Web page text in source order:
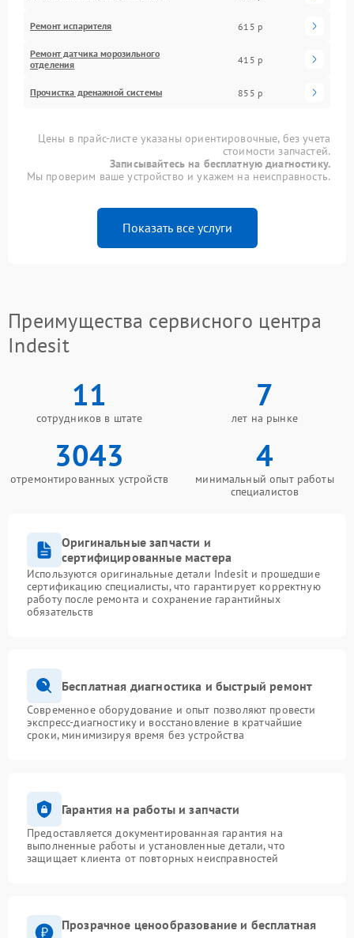
Ремонт испарителя 615 р
Ремонт датчика морозильного
отделения
415 р
Прочистка дренажной системы 855 р
Цены в прайс-листе указаны ориентировочные, без учета
стоимости запчастей.
Записывайтесь на бесплатную диагностику.
Мы проверим ваше устройство и укажем на неисправность.
Показать все услуги
Преимущества сервисного центра
Indesit
11
сотрудников в штате
7
лет на рынке
3043
отремонтированных устройств
4
минимальный опыт работы
специалистов
Оригинальные запчасти и
сертифицированные мастера
Используются оригинальные детали Indesit и прошедшие
сертификацию специалисты, что гарантирует корректную
работу после ремонта и сохранение гарантийных
обязательств
Бесплатная диагностика и быстрый ремонт
Современное оборудование и опыт позволяют провести
экспресс-диагностику и восстановление в кратчайшие
сроки, минимизируя время без устройства
Гарантия на работы и запчасти
Предоставляется документированная гарантия на
выполненные работы и установленные детали, что
защищает клиента от повторных неисправностей
Прозрачное ценообразование и бесплатная